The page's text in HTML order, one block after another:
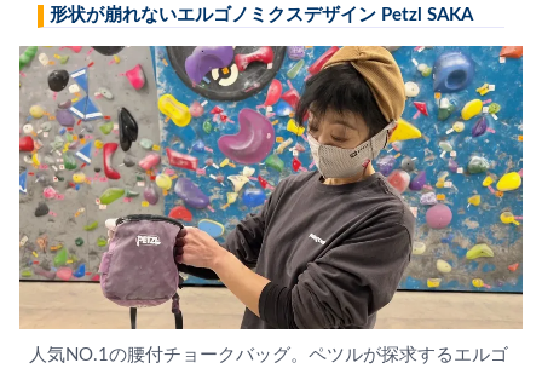
形状が崩れないエルゴノミクスデザイン Petzl SAKA
人気NO.1の腰付チョークバッグ。ペツルが探求するエルゴ